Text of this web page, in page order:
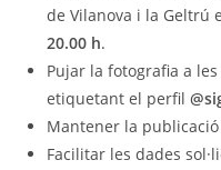
de Vilanova i la Geltrú
20.00 h.
Pujar la fotografia a
etiquetant el perfil
Mantener la
Facilitar les dades